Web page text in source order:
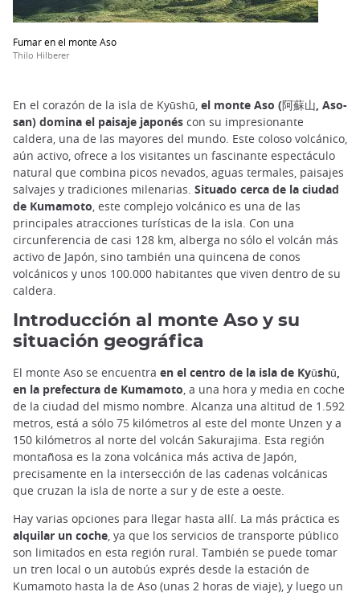
Fumar en el monte Aso
Thilo Hilberer
En el corazón de la isla de Kyūshū, el monte Aso (阿蘇山, Aso-
san) domina el paisaje japonés con su impresionante
caldera, una de las mayores del mundo. Este coloso volcánico,
aún activo, ofrece a los visitantes un fascinante espectáculo
natural que combina picos nevados, aguas termales, paisajes
salvajes y tradiciones milenarias. Situado cerca de la ciudad
de Kumamoto, este complejo volcánico es una de las
principales atracciones turísticas de la isla. Con una
circunferencia de casi 128 km, alberga no sólo el volcán más
activo de Japón, sino también una quincena de conos
volcánicos y unos 100.000 habitantes que viven dentro de su
caldera.
Introducción al monte Aso y su
situación geográfica
El monte Aso se encuentra en el centro de la isla de Kyūshū,
en la prefectura de Kumamoto, a una hora y media en coche
de la ciudad del mismo nombre. Alcanza una altitud de 1.592
metros, está a sólo 75 kilómetros al este del monte Unzen y a
150 kilómetros al norte del volcán Sakurajima. Esta región
montañosa es la zona volcánica más activa de Japón,
precisamente en la intersección de las cadenas volcánicas
que cruzan la isla de norte a sur y de este a oeste.
Hay varias opciones para llegar hasta allí. La más práctica es
alquilar un coche, ya que los servicios de transporte público
son limitados en esta región rural. También se puede tomar
un tren local o un autobús exprés desde la estación de
Kumamoto hasta la de Aso (unas 2 horas de viaje), y luego un